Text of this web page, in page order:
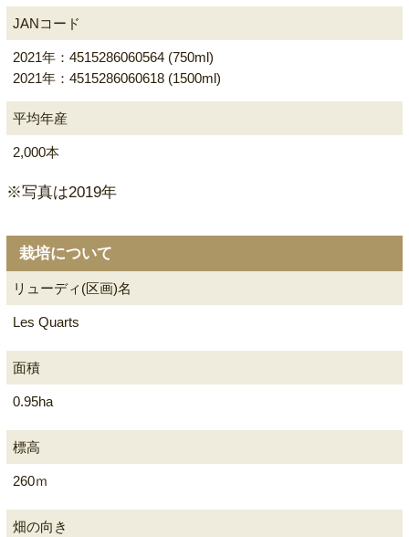
JANコード
2021年：4515286060564 (750ml)
2021年：4515286060618 (1500ml)
平均年産
2,000本
※写真は2019年
栽培について
リューディ(区画)名
Les Quarts
面積
0.95ha
標高
260ｍ
畑の向き